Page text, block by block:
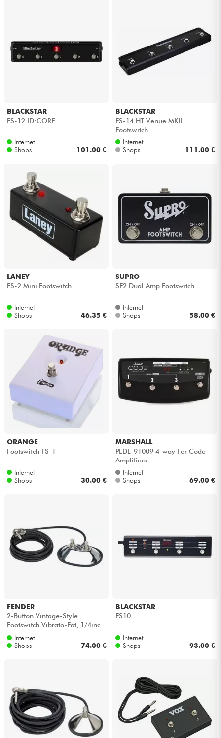
BLACKSTAR
FS-12 ID:CORE
Internet
Shops
101.00 €
BLACKSTAR
FS-14 HT Venue MKII
Footswitch
Internet
Shops
111.00 €
LANEY
FS-2 Mini Footswitch
Internet
Shops
46.35 €
SUPRO
SF2 Dual Amp Footswitch
Internet
Shops
58.00 €
ORANGE
Footswitch FS-1
Internet
Shops
30.00 €
MARSHALL
PEDL-91009 4-way For Code
Amplifiers
Internet
Shops
69.00 €
FENDER
2-Button Vintage-Style
Footswitch Vibrato-Fat, 1/4inc.
JackInternet
Shops
74.00 €
BLACKSTAR
FS10
Internet
Shops
93.00 €